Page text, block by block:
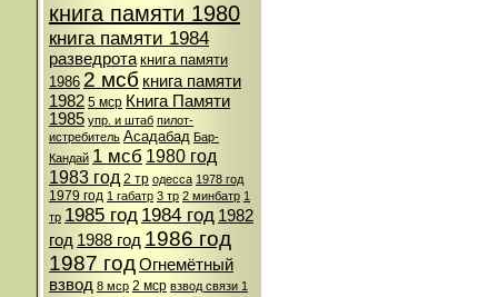
книга памяти 1980
книга памяти 1984
разведрота книга памяти
1986 2 мсб книга памяти
1982 5 мср Книга Памяти
1985 упр. и штаб пилот-
истребитель Асадабад Бар-
Кандай 1 мсб 1980 год
1983 год 2 тр одесса 1978 год
1979 год 1 габатр 3 тр 2 минбатр 1
тр 1985 год 1984 год 1982
год 1988 год 1986 год
1987 годОгнемётный
взвод 8 мср 2 мср взвод связи 1